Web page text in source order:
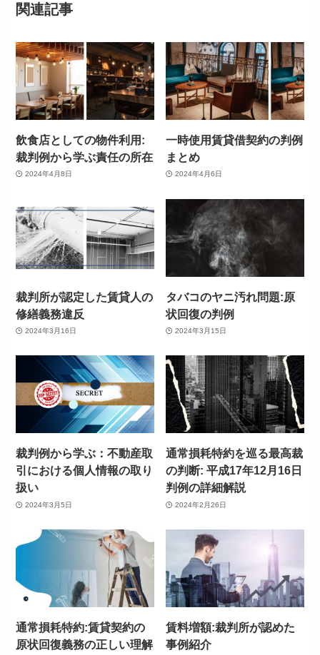
関連記事
飲食店としての物件利用:
裁判例から学ぶ責任の所在
2024年4月8日
一時使用賃貸借契約の判例
まとめ
2024年4月6日
裁判所が認定した賃貸人の
修繕義務違反
2024年3月16日
タバコのヤニ汚れ問題:原
状回復の判例
2024年3月15日
裁判例から学ぶ：不動産取
引における個人情報の取り
扱い
2024年3月5日
通常損耗特約を巡る最高裁
の判断: 平成17年12月16日
判例の詳細解説
2024年2月26日
通常損耗特約:賃貸契約の
原状回復義務の正しい理解
賃料増額:裁判所が認めた
事例紹介